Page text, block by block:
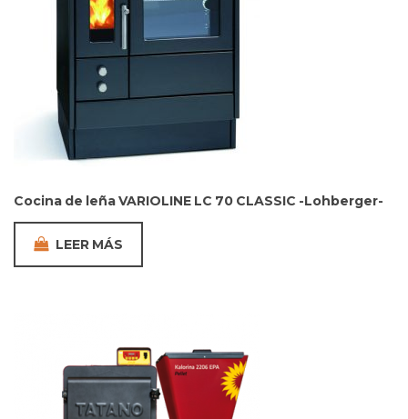
Cocina de leña VARIOLINE LC 70 CLASSIC -Lohberger-
LEER MÁS